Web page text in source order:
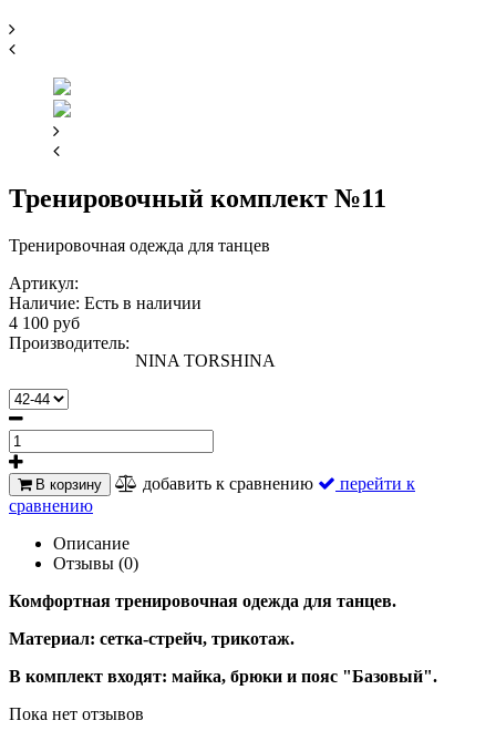
Тренировочный комплект №11
Тренировочная одежда для танцев
Артикул:
Наличие: Есть в наличии
4 100 руб
Производитель:
NINA TORSHINA
В корзину добавить к сравнению
перейти к
сравнению
Описание
Отзывы (0)
Комфортная тренировочная одежда для танцев.
Материал: сетка-стрейч, трикотаж.
В комплект входят: майка, брюки и пояс "Базовый".
Пока нет отзывов